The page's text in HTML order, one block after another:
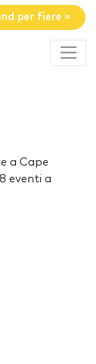
per fiere »
a Cape
eventi a